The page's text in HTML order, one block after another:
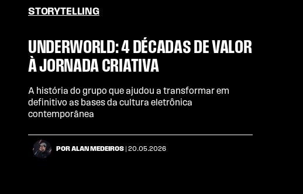
STORYTELLING
UNDERWORLD: 4 DÉCADAS DE VALOR
À JORNADA CRIATIVA
A história do grupo que ajudou a transformar em
definitivo as bases da cultura eletrônica
contemporânea
POR ALAN MEDEIROS | 20.05.2026